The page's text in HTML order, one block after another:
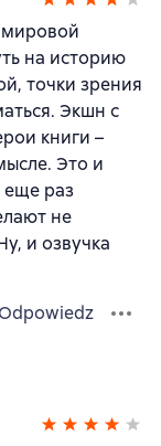
мировой
на историю
точки зрения
Экшн с
книги –
Это и
еще раз
не
и озвучка
Odpowiedz